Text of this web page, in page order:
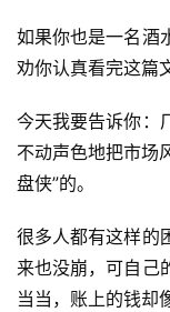
如果你也是一名酒
劝你认真看完这篇
今天我要告诉你：
不动声色地把市场
盘侠”的。
很多人都有这样的
来也没崩，可自己
当当，账上的钱却